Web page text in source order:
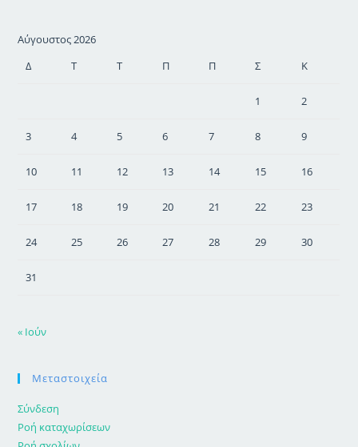
Αύγουστος 2026
Δ
Τ Τ Π Π Σ Κ
1 2
3 4 5 6 7 8 9
10 11 12 13 14 15 16
17 18 19 20 21 22 23
24 25 26 27 28 29 30
31
« Ιούν
Μεταστοιχεία
Σύνδεση
Ροή καταχωρίσεων